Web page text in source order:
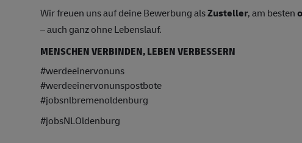
Wir freuen uns auf deine Bewerbung alsZusteller, am besten
– auch ganz ohne Lebenslauf.
MENSCHEN VERBINDEN, LEBEN VERBESSERN
#werdeeinervonuns
#werdeeinervonunspostbote
#jobsnlbremenoldenburg
#jobsNLOldenburg